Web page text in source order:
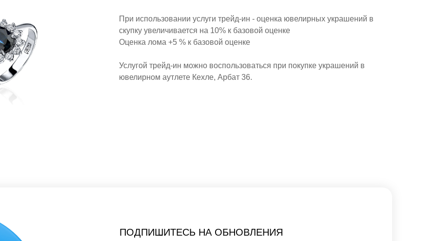
При использовании услуги трейд-ин - оценка ювелирных украшений в
скупку увеличивается на 10% к базовой оценке
Оценка лома +5 % к базовой оценке
Услугой трейд-ин можно воспользоваться при покупке украшений в
ювелирном аутлете Кехле, Арбат 36.
ПОДПИШИТЕСЬ НА ОБНОВЛЕНИЯ